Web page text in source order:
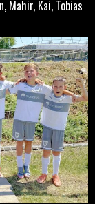
Mahir, Kai, Tobias